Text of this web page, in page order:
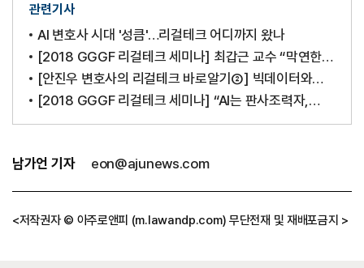
관련기사
AI 변호사 시대 '성큼'…리걸테크 어디까지 왔나
[2018 GGGF 리걸테크 세미나] 최갑근 교수 “막연한
AI공포증 벗고 사회적 합의 서둘러야”
​[안진우 변호사의 리걸테크 바로알기②] 빅데이터와
AI가 가져올 법률시장 변화
[2018 GGGF 리걸테크 세미나] “AI는 판사조력자,
기
정
남가언 기자 eon@ajunews.com
<저작권자 © 아주로앤피 (m.lawandp.com) 무단전재 및 재배포금지 >